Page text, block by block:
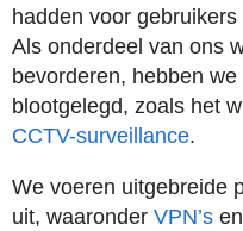
hadden voor gebruikers
Als onderdeel van ons
bevorderen, hebben
blootgelegd, zoals het
CCTV-surveillance.
We voeren uitgebreide
uit, waaronder VPN’s en